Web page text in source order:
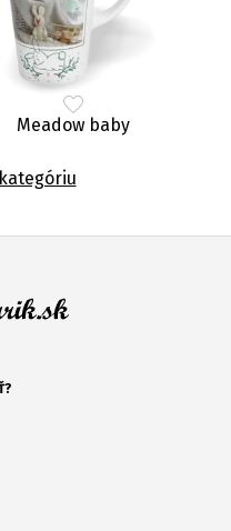
Meadow baby